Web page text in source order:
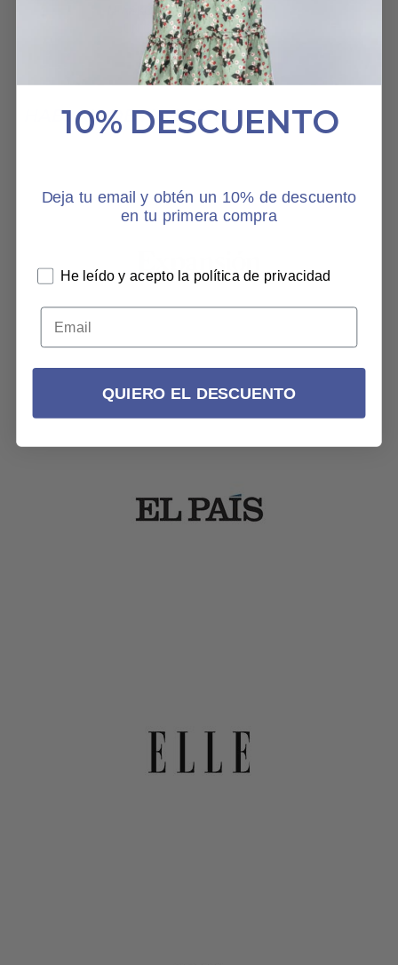
MIASKOVSKY
2 JUNIO, 2025
HABLAN DE NOSOTROS
10% DESCUENTO
Deja tu email y obtén un 10% de descuento
en tu primera compra
He leído y acepto la política de privacidad
QUIERO EL DESCUENTO